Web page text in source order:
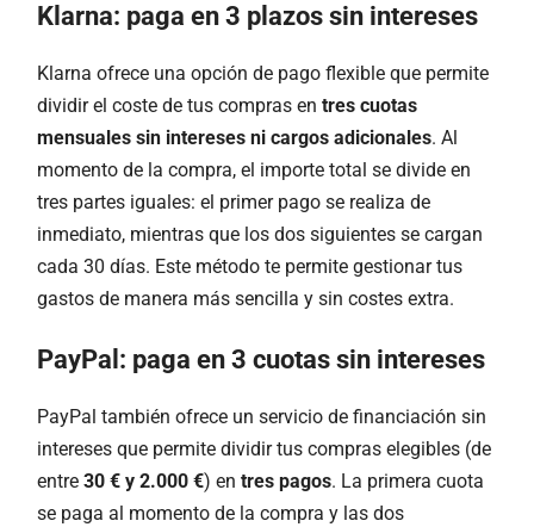
Klarna: paga en 3 plazos sin intereses
Klarna ofrece una opción de pago flexible que permite
dividir el coste de tus compras entres cuotas
mensuales sin intereses ni cargos adicionales. Al
momento de la compra, el importe total se divide en
tres partes iguales: el primer pago se realiza de
inmediato, mientras que los dos siguientes se cargan
cada 30 días. Este método te permite gestionar tus
gastos de manera más sencilla y sin costes extra.
PayPal: paga en 3 cuotas sin intereses
PayPal también ofrece un servicio de financiación sin
intereses que permite dividir tus compras elegibles (de
entre30 € y 2.000 €) entres pagos. La primera cuota
se paga al momento de la compra y las dos